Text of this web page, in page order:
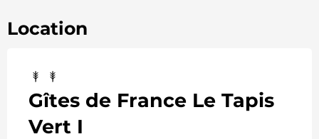
Location
Gîtes de France Le Tapis
Vert I